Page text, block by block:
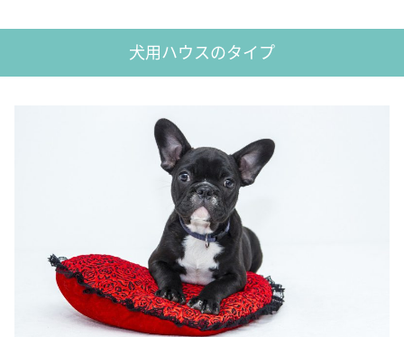
犬用ハウスのタイプ